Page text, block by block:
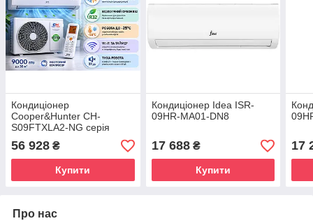
Кондиціонер
Cooper&Hunter CH-
S09FTXLA2-NG серія
Arctic Inverter
56 928 ₴
Купити
Кондиціонер Idea ISR-
09HR-MA01-DN8
17 688₴
Купити
17
Про нас